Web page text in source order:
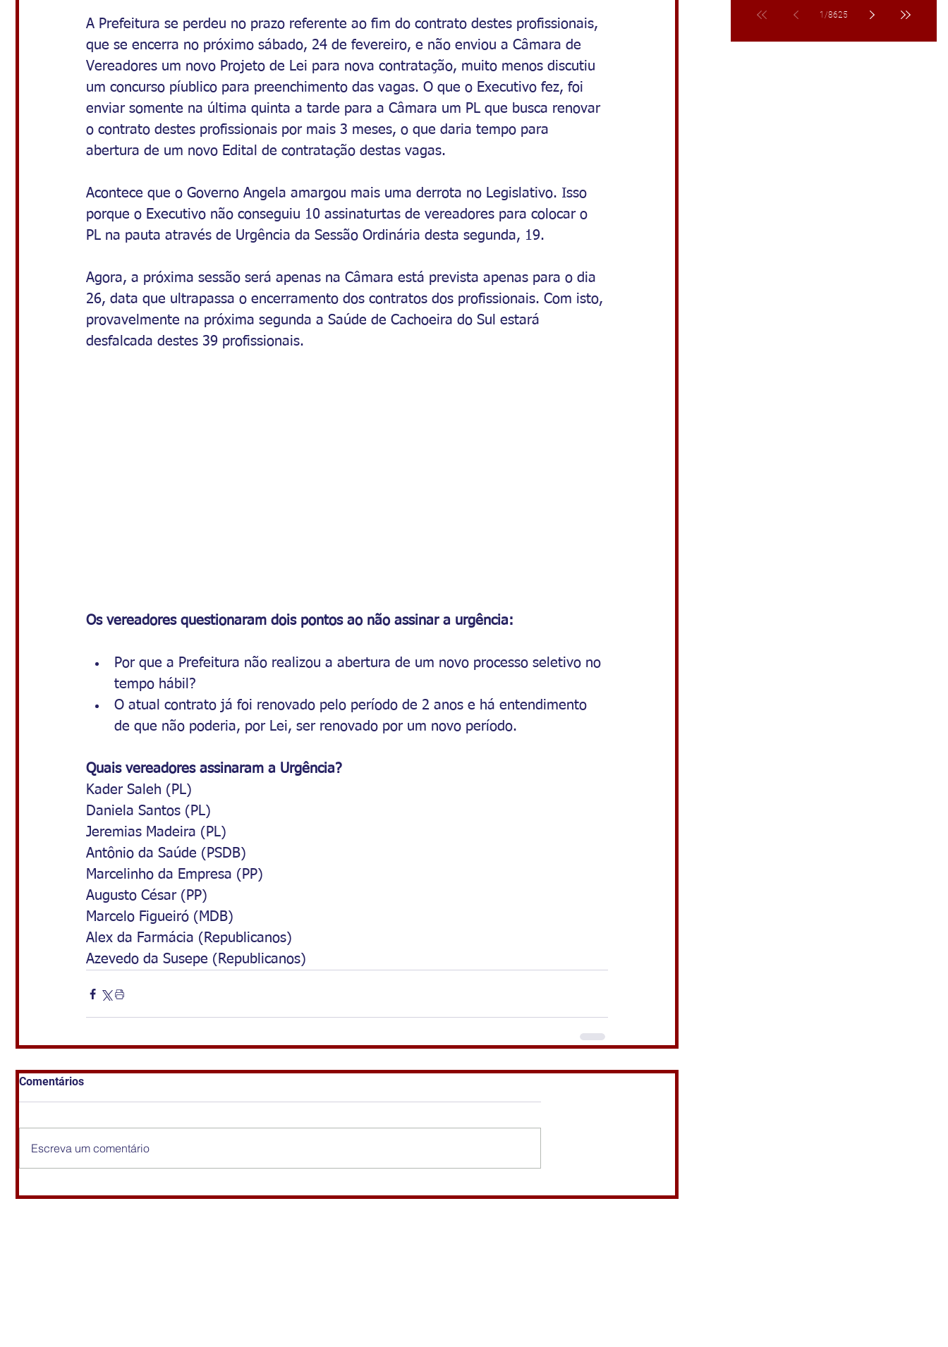
A Prefeitura se perdeu no prazo referente ao fim do contrato destes profissionais,
que se encerra no próximo sábado, 24 de fevereiro, e não enviou a Câmara de
Vereadores um novo Projeto de Lei para nova contratação, muito menos discutiu
um concurso píublico para preenchimento das vagas. O que o Executivo fez, foi
enviar somente na última quinta a tarde para a Câmara um PL que busca renovar
o contrato destes profissionais por mais 3 meses, o que daria tempo para
abertura de um novo Edital de contratação destas vagas.
Acontece que o Governo Angela amargou mais uma derrota no Legislativo. Isso
porque o Executivo não conseguiu 10 assinaturtas de vereadores para colocar o
PL na pauta através de Urgência da Sessão Ordinária desta segunda, 19.
Agora, a próxima sessão será apenas na Câmara está prevista apenas para o dia
26, data que ultrapassa o encerramento dos contratos dos profissionais. Com isto,
provavelmente na próxima segunda a Saúde de Cachoeira do Sul estará
desfalcada destes 39 profissionais.
Os vereadores questionaram dois pontos ao não assinar a urgência:
Por que a Prefeitura não realizou a abertura de um novo processo seletivo no
tempo hábil?
O atual contrato já foi renovado pelo período de 2 anos e há entendimento
de que não poderia, por Lei, ser renovado por um novo período.
Quais vereadores assinaram a Urgência?
Kader Saleh (PL)
Daniela Santos (PL)
Jeremias Madeira (PL)
Antônio da Saúde (PSDB)
Marcelinho da Empresa (PP)
Augusto César (PP)
Marcelo Figueiró (MDB)
Alex da Farmácia (Republicanos)
Azevedo da Susepe (Republicanos)
Comentários
Escreva um comentário
1 /8625